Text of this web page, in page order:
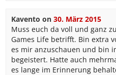
Kavento on 30. März 2015
Muss euch da voll und ganz
Games Life betrifft. Bin extra
es mir anzuschauen und bin
begeistert. Hatte auch
es lange im Erinnerung